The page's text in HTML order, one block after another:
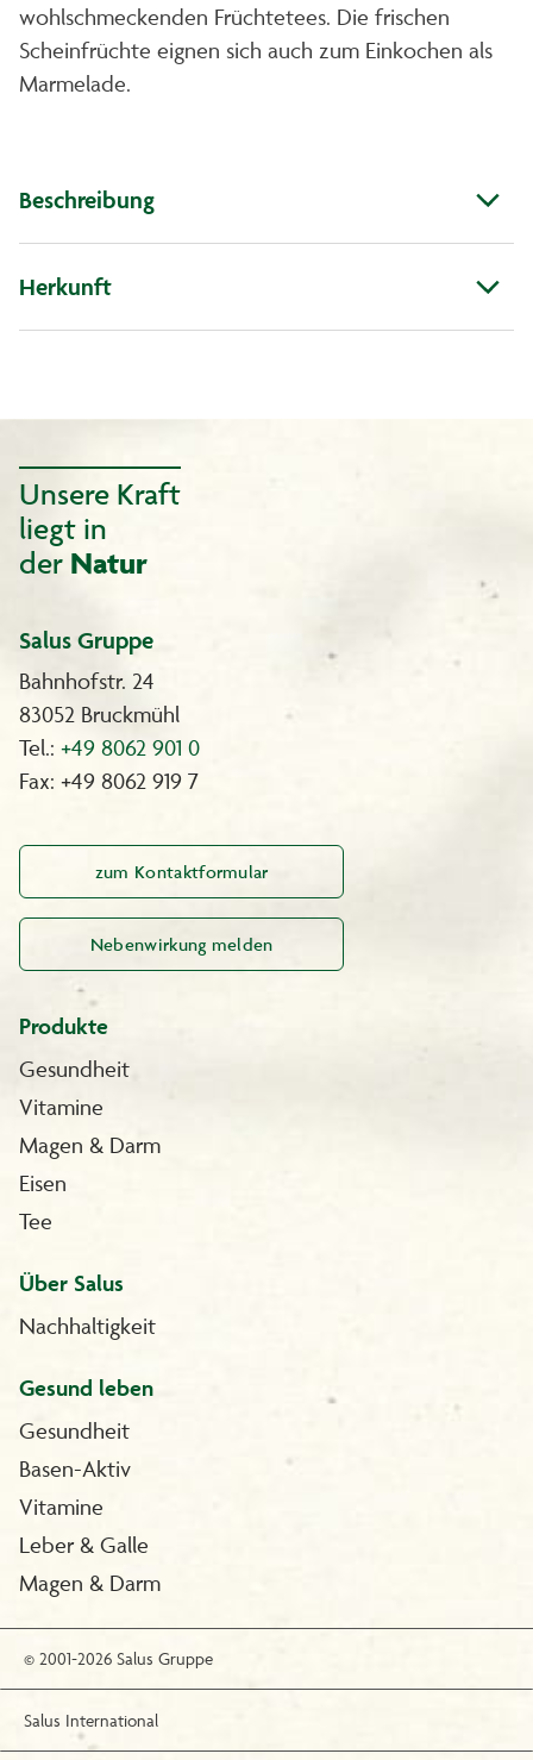
wohlschmeckenden Früchtetees. Die frischen
Scheinfrüchte eignen sich auch zum Einkochen als
Marmelade.
Beschreibung
Herkunft
Unsere Kraft
liegt in
der Natur
Salus Gruppe
Bahnhofstr. 24
83052 Bruckmühl
Tel.: +49 8062 901 0
Fax: +49 8062 919 7
zum Kontaktformular
Nebenwirkung melden
Produkte
Gesundheit
Vitamine
Magen & Darm
Eisen
Tee
Über Salus
Nachhaltigkeit
Gesund leben
Gesundheit
Basen-Aktiv
Vitamine
Leber & Galle
Magen & Darm
© 2001-2026 Salus Gruppe
Salus International